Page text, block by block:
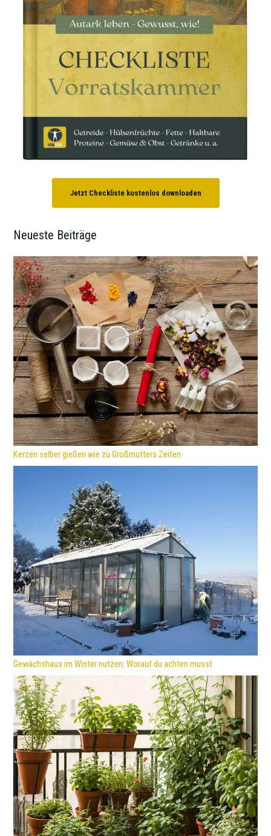
Jetzt Checkliste kostenlos downloaden
Neueste Beiträge
Kerzen selber gießen wie zu Großmutters Zeiten
Gewächshaus im Winter nutzen: Worauf du achten musst